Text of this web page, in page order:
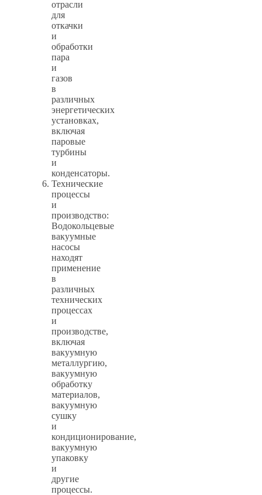
отрасли
для
откачки
и
обработки
пара
и
газов
в
различных
энергетических
установках,
включая
паровые
турбины
и
конденсаторы.
Технические
процессы
и
производство:
Водокольцевые
вакуумные
насосы
находят
применение
в
различных
технических
процессах
и
производстве,
включая
вакуумную
металлургию,
вакуумную
обработку
материалов,
вакуумную
сушку
и
кондиционирование,
вакуумную
упаковку
и
другие
процессы.